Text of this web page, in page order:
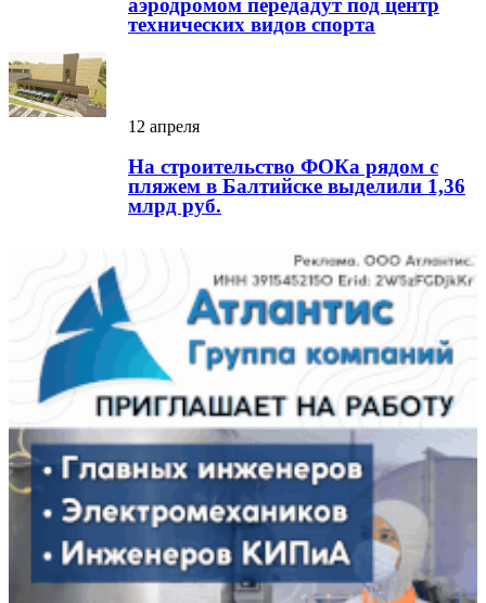
технических видов спорта
12 апреля
На строительство ФОКа рядом с
пляжем в Балтийске выделили 1,36
млрд руб.